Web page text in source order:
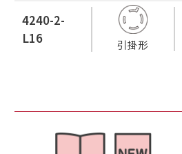
4240-2-
L16
引掛形